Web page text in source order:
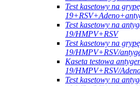
Test kasetowy na
Test kasetowy na
19/HMPV+RSV
Test kasetowy na
19/HMPV+RSV/
Kaseta testowa
19/HMPV+RSV/
Test kasetowy na